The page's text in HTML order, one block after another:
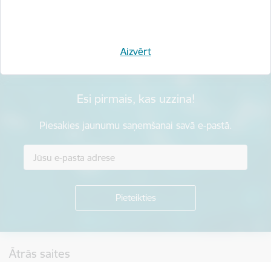
Aizvērt
Esi pirmais, kas uzzina!
Piesakies jaunumu saņemšanai savā e-pastā.
Ātrās saites